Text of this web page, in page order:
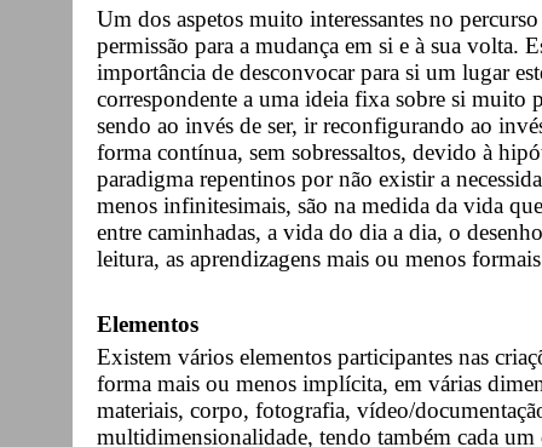
Um dos aspetos muito interessantes no
permissão para a mudança em si e à sua volta.
importância de desconvocar para si um lugar
correspondente a uma ideia fixa sobre si muito
sendo ao invés de ser, ir reconfigurando ao
forma contínua, sem sobressaltos, devido à
paradigma repentinos por não existir a
menos infinitesimais, são na medida da vida
entre caminhadas, a vida do dia a dia, o
leitura, as aprendizagens mais ou menos
Elementos
Existem vários elementos participantes nas
forma mais ou menos implícita, em várias
materiais, corpo, fotografia, vídeo/
multidimensionalidade, tendo também cada um